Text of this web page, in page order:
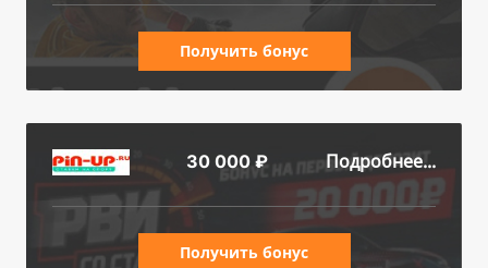
Получить бонус
30 000 ₽ Подробнее...
Получить бонус